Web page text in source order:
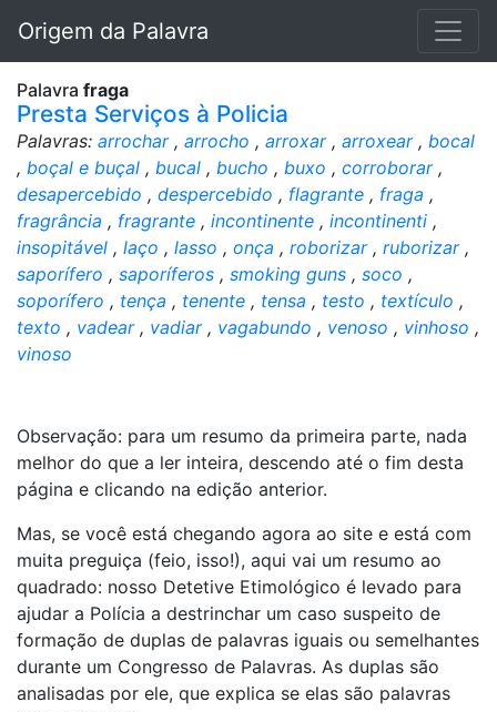
Origem da Palavra
Palavra fraga
Presta Serviços à Policia
Palavras: arrochar, arrocho , arroxar, arroxear, bocal
, boçal e buçal , bucal , bucho , buxo , corroborar,
desapercebido , despercebido , flagrante , fraga ,
fragrância , fragrante , incontinente , incontinenti ,
insopitável , laço , lasso , onça , roborizar, ruborizar,
saporífero , saporíferos , smoking guns , soco ,
soporífero , tença , tenente , tensa , testo , textículo ,
texto , vadear, vadiar, vagabundo , venoso , vinhoso ,
vinoso
Observação: para um resumo da primeira parte, nada
melhor do que a ler inteira, descendo até o fim desta
página e clicando na edição anterior.
Mas, se você está chegando agora ao site e está com
muita preguiça (feio, isso!), aqui vai um resumo ao
quadrado: nosso Detetive Etimológico é levado para
ajudar a Polícia a destrinchar um caso suspeito de
formação de duplas de palavras iguais ou semelhantes
durante um Congresso de Palavras. As duplas são
analisadas por ele, que explica se elas são palavras